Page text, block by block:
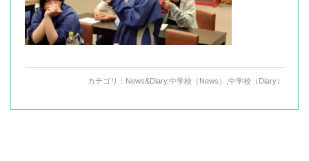
カテゴリ： News&Diary,中学校（News） 中学校（Diary）